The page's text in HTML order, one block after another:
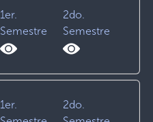
1er.
Semestre
2do.
Semestre
1er.
2do.